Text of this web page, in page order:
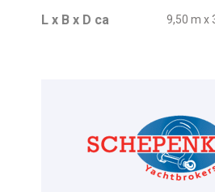
L x B x D ca 9,50 m x